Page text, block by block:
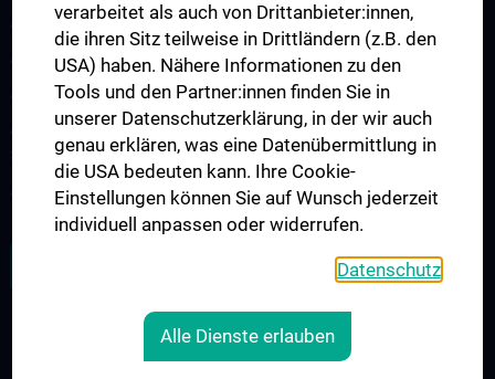
Arbeitsgruppe für Neuromuskuläre Erkrankungen
Arbeitsgruppe für Neuroonkologie
Arbeitsgruppe Neuropsychologie
Arbeitsgruppe für Schlafstörungen und schlafassoziierte
Störungen
Arbeitsgruppe für Schwindel- und Gleichgewichtsstörungen
verarbeitet als auch von Drittanbieter:innen,
die ihren Sitz teilweise in Drittländern (z.B. den
USA) haben. Nähere Informationen zu den
Tools und den Partner:innen finden Sie in
unserer Datenschutzerklärung, in der wir auch
genau erklären, was eine Datenübermittlung in
die USA bedeuten kann. Ihre Cookie-
Einstellungen können Sie auf Wunsch jederzeit
individuell anpassen oder widerrufen.
Datenschutz
Alle Dienste erlauben